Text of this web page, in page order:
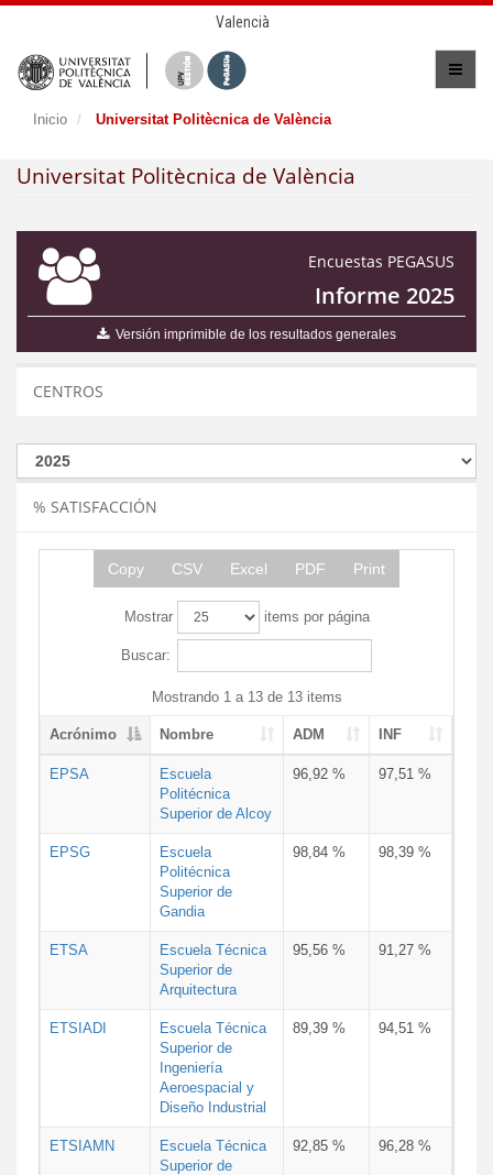
Valencià
Inicio Universitat Politècnica de València
Universitat Politècnica de València
Encuestas PEGASUS
Informe 2025
Versión imprimible de los resultados generales
CENTROS
% SATISFACCIÓN
Copy CSV Excel PDF Print
Mostrar items por página
Buscar:
Mostrando 1 a 13 de 13 items
Acrónimo Nombre ADM INF
EPSA
Escuela
Politécnica
Superior de Alcoy
96,92 % 97,51 %
EPSG
Escuela
Politécnica
Superior de
Gandia
98,84 % 98,39 %
ETSA
Escuela Técnica
Superior de
Arquitectura
95,56 % 91,27 %
ETSIADI
Escuela Técnica
Superior de
Ingeniería
Aeroespacial y
Diseño Industrial
89,39 % 94,51 %
ETSIAMN
Escuela Técnica
Superior de
92,85 % 96,28 %